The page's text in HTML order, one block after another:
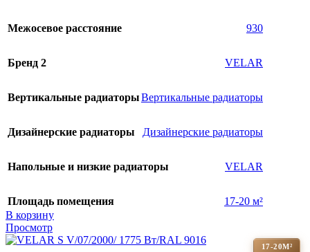
Межосевое расстояние 930
Бренд 2 VELAR
Вертикальные радиаторыВертикальные радиаторы
Дизайнерские радиаторы Дизайнерские радиаторы
Напольные и низкие радиаторы VELAR
Площадь помещения
17-20 м²
В корзину
Просмотр
17-20М²